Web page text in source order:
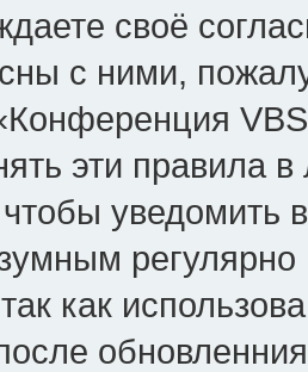
своё
с ними,
эти правила
уведомить
регулярно
как